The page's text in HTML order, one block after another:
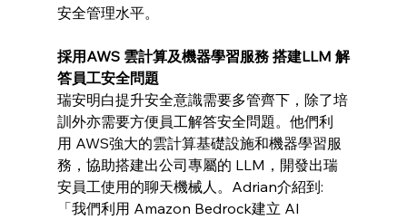
安全管理水平。
採用AWS 雲計算及機器學習服務 搭建LLM 解
答員工安全問題
瑞安明白提升安全意識需要多管齊下，除了培
訓外亦需要方便員工解答安全問題。他們利
用 AWS強大的雲計算基礎設施和機器學習服
務，協助搭建出公司專屬的 LLM，開發出瑞
安員工使用的聊天機械人。Adrian介紹到:
「我們利用 Amazon Bedrock建立 AI